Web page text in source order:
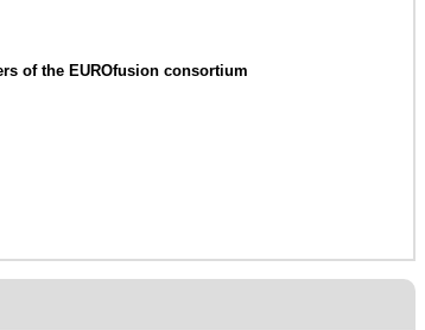
of the EUROfusion consortium